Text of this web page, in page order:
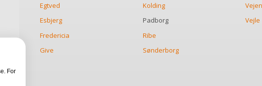
Egtved
Kolding
Vejen
Esbjerg
Padborg
Vejle
Fredericia
Ribe
Give
Sønderborg
For